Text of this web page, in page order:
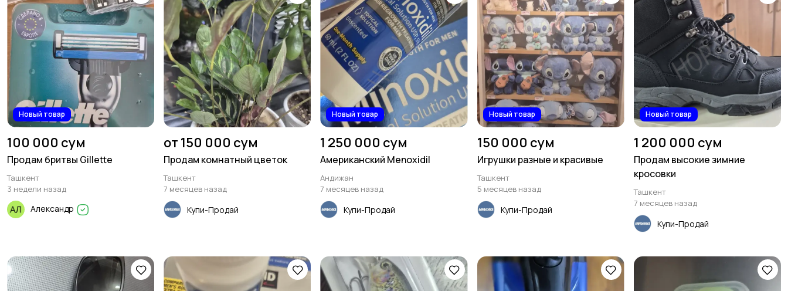
Новый товар
100 000 сум
Продам бритвы Gillette
Ташкент
3 недели назад
Александр
от 150 000 сум
Продам комнатный цветок
Ташкент
7 месяцев назад
Купи-Продай
Новый товар
1 250 000 сум
Американский Menoxidil
Андижан
7 месяцев назад
Купи-Продай
Новый товар
150 000 сум
Игрушки разные и красивые
Ташкент
5 месяцев назад
Купи-Продай
Новый товар
1 200 000 сум
Продам высокие зимние
кросовки
Ташкент
7 месяцев назад
Купи-Продай